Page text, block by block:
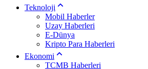
Teknoloji
Mobil Haberler
Uzay Haberleri
E-Dünya
Kripto Para Haberleri
Ekonomi
TCMB Haberleri